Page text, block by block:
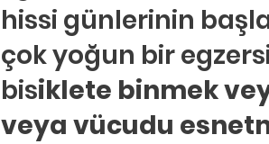
hissi günlerinin
çok yoğun bir
bisiklete binmek
veya vücudu